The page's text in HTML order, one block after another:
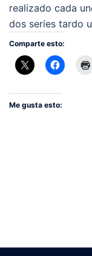
realizado cada
dos series tardo
Comparte esto:
Me gusta esto: